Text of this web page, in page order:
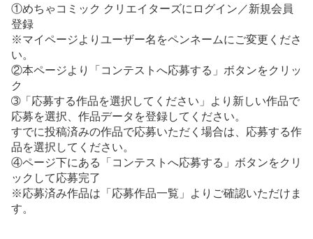
①めちゃコミック クリエイターズにログイン／新規会員
登録
※マイページよりユーザー名をペンネームにご変更くださ
い。
②本ページより「コンテストへ応募する」ボタンをクリッ
ク
➂「応募する作品を選択してください」より新しい作品で
応募を選択、作品データを登録してください。
すでに投稿済みの作品で応募いただく場合は、応募する作
品を選択してください。
④ページ下にある「コンテストへ応募する」ボタンをクリ
ックして応募完了
※応募済み作品は「応募作品一覧」よりご確認いただけま
す。